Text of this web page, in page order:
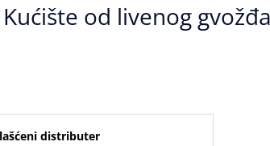
Kućište od livenog
distributer